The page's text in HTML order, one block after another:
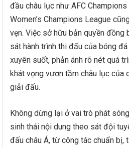
đầu châu lục như AFC
Women’s Champions League
vẹn. Việc sở hữu bản quyền đồng
sát hành trình thi đấu của bóng
xuyên suốt, phản ánh rõ nét quá
khát vọng vươn tầm châu lục của
giải đấu.
Không dừng lại ở vai trò phát
sinh thái nội dung theo sát đội
đấu châu Á, từ công tác chuẩn bị,